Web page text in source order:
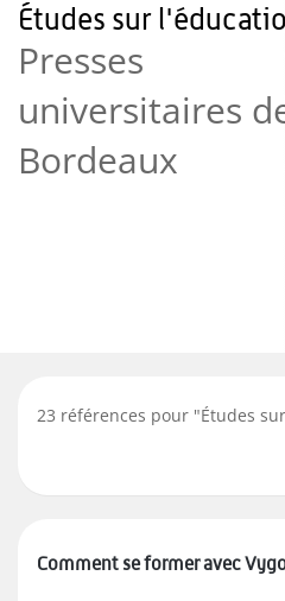
Études sur
Presses
universitaires
Bordeaux
23 références pour "Études
Comment se former avec